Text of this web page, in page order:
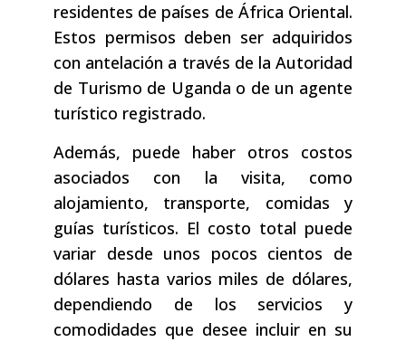
residentes de países de África Oriental.
Estos permisos deben ser adquiridos
con antelación a través de la Autoridad
de Turismo de Uganda o de un agente
turístico registrado.
Además, puede haber otros costos
asociados con la visita, como
alojamiento, transporte, comidas y
guías turísticos. El costo total puede
variar desde unos pocos cientos de
dólares hasta varios miles de dólares,
dependiendo de los servicios y
comodidades que desee incluir en su